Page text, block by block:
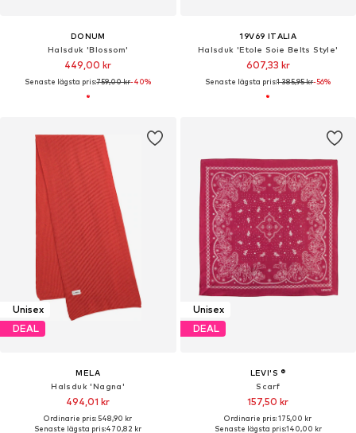
DONUM
Halsduk 'Blossom'
449,00 kr
Senaste lägsta pris:759,00 kr-40%
19V69 ITALIA
Halsduk 'Etole Soie Belts Style'
607,33 kr
Senaste lägsta pris:1 385,95 kr-56%
Unisex
DEAL
MELA
Halsduk 'Nagna'
494,01 kr
Ordinarie pris: 548,90 kr
Senaste lägsta pris:470,82 kr
Unisex
DEAL
LEVI'S ®
Scarf
157,50 kr
Ordinarie pris: 175,00 kr
Senaste lägsta pris:140,00 kr